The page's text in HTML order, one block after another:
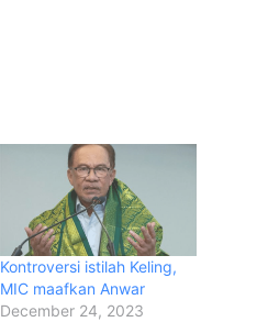
Kontroversi istilah Keling,
MIC maafkan Anwar
December 24, 2023